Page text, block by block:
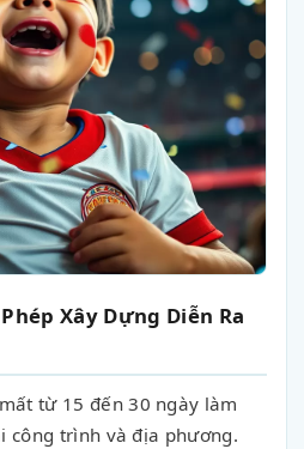
Xây Dựng Diễn Ra
từ 15 đến 30 ngày làm
công trình và địa phương.